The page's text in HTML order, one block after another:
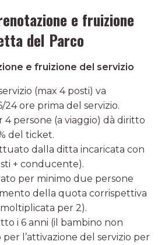
e fruizione
del Parco
e fruizione del servizio
(max 4 posti) va
ore prima del servizio.
4 persone (a viaggio) dà diritto
del ticket.
dalla ditta incaricata con
+ conducente).
per minimo due persone
della quota corrispettiva
per 2).
i 6 anni (il bambino non
l’attivazione del servizio per